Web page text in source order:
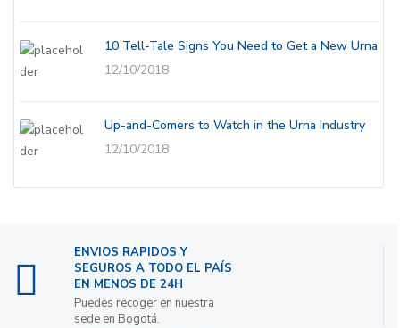
10 Tell-Tale Signs You Need to Get a New Urna
12/10/2018
Up-and-Comers to Watch in the Urna Industry
12/10/2018
ENVIOS RAPIDOS Y
SEGUROS A TODO EL PAÍS
EN MENOS DE 24H
Puedes recoger en nuestra
sede en Bogotá.